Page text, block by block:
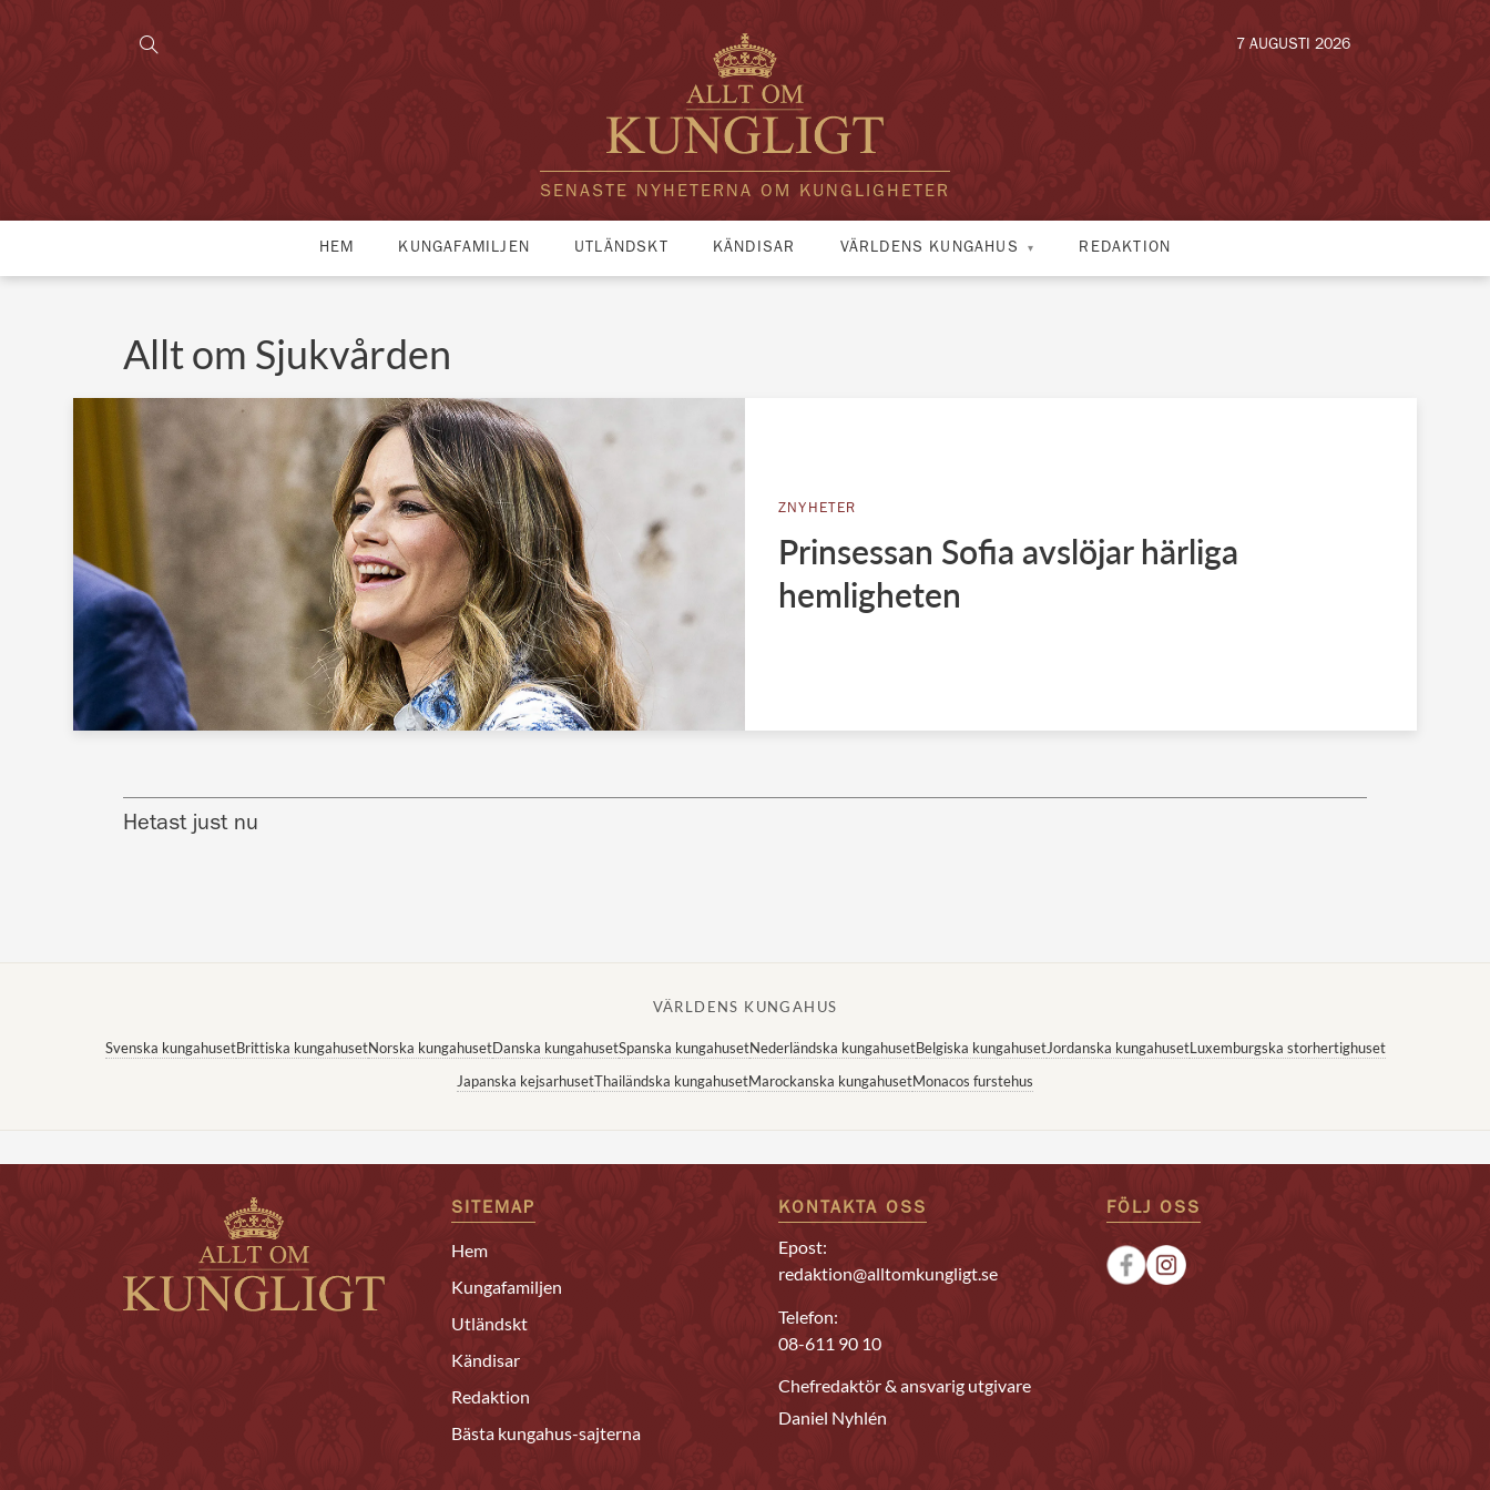
SENASTE NYHETERNA OM KUNGLIGHETER
7 AUGUSTI 2026
HEM KUNGAFAMILJEN UTLÄNDSKT KÄNDISAR VÄRLDENS KUNGAHUS REDAKTION
Allt om Sjukvården
ZNYHETER
Prinsessan Sofia avslöjar härliga
hemligheten
Hetast just nu
VÄRLDENS KUNGAHUS
Svenska kungahusetBrittiska kungahusetNorska kungahusetDanska kungahusetSpanska kungahusetNederländska kungahusetBelgiska kungahusetJordanska kungahusetLuxemburgska storhertighuset
Japanska kejsarhusetThailändska kungahusetMarockanska kungahusetMonacos furstehus
SITEMAP
Hem
Kungafamiljen
Utländskt
Kändisar
Redaktion
Bästa kungahus-sajterna
KONTAKTA OSS
Epost:
redaktion@alltomkungligt.se
Telefon:
08-611 90 10
Chefredaktör & ansvarig utgivare
Daniel Nyhlén
FÖLJ OSS